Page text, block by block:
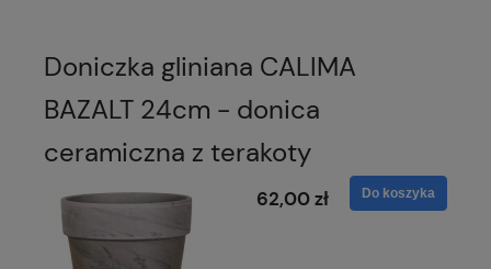
Doniczka gliniana CALIMA
BAZALT 24cm - donica
ceramiczna z terakoty
62,00 zł Do koszyka